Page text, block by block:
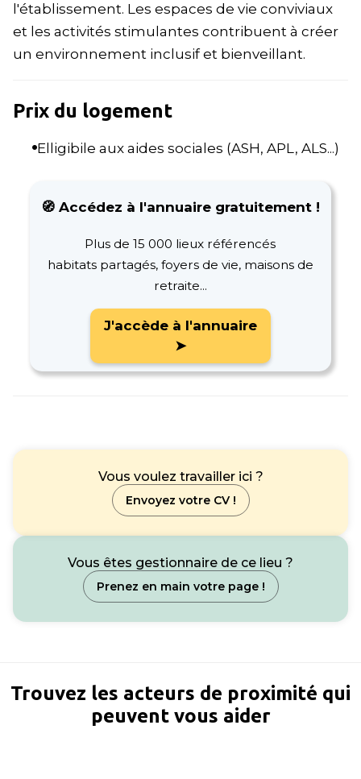
l'établissement. Les espaces de vie conviviaux
et les activités stimulantes contribuent à créer
un environnement inclusif et bienveillant.
Prix du logement
Elligibile aux aides sociales (ASH, APL, ALS...)
🧭 Accédez à l'annuaire gratuitement !
Plus de 15 000 lieux référencés
habitats partagés, foyers de vie, maisons de
retraite...
J'accède à l'annuaire
➤
Vous voulez travailler ici ?
Envoyez votre CV !
Vous êtes gestionnaire de ce lieu ?
Prenez en main votre page !
Trouvez les acteurs de proximité qui
peuvent vous aider